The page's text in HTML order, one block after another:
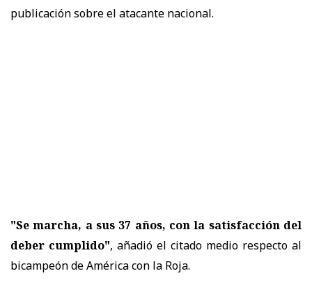
publicación sobre el atacante nacional.
"Se marcha, a sus 37 años, con la satisfacción del
deber cumplido", añadió el citado medio respecto al
bicampeón de América con la Roja.